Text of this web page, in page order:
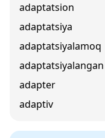
adaptatsion
adaptatsiya
adaptatsiyalamoq
adaptatsiyalangan
adapter
adaptiv